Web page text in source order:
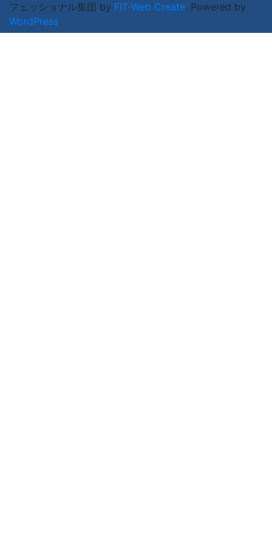
フェッショナル集団 by FIT-Web Create. Powered by
WordPress.